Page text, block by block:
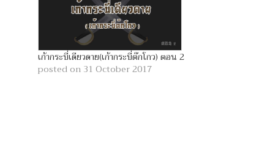
เก้ากระบี่เดียวดาย(เก้ากระบี่ต๊กโกว) ตอน 2
posted on 31 October 2017